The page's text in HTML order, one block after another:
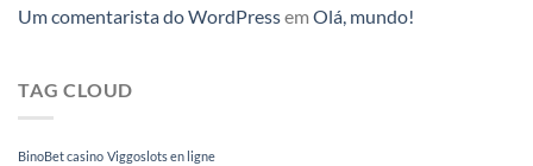
Um comentarista do WordPressem Olá, mundo!
TAG CLOUD
BinoBet casino Viggoslots en ligne